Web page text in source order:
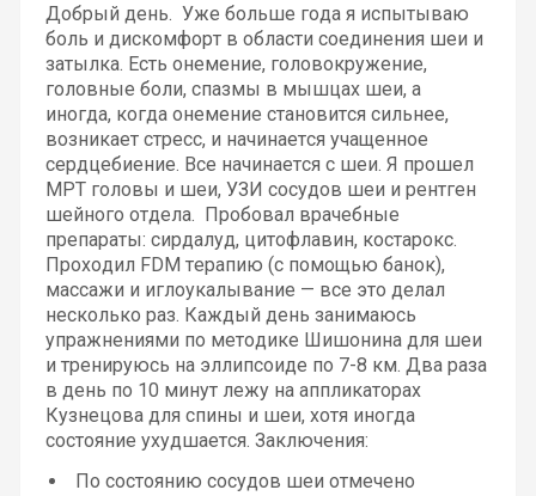
Добрый день. Уже больше года я испытываю
боль и дискомфорт в области соединения шеи и
затылка. Есть онемение, головокружение,
головные боли, спазмы в мышцах шеи, а
иногда, когда онемение становится сильнее,
возникает стресс, и начинается учащенное
сердцебиение. Все начинается с шеи. Я прошел
МРТ головы и шеи, УЗИ сосудов шеи и рентген
шейного отдела. Пробовал врачебные
препараты: сирдалуд, цитофлавин, костарокс.
Проходил FDM терапию (с помощью банок),
массажи и иглоукалывание — все это делал
несколько раз. Каждый день занимаюсь
упражнениями по методике Шишонина для шеи
и тренируюсь на эллипсоиде по 7-8 км. Два раза
в день по 10 минут лежу на аппликаторах
Кузнецова для спины и шеи, хотя иногда
состояние ухудшается. Заключения:
По состоянию сосудов шеи отмечено